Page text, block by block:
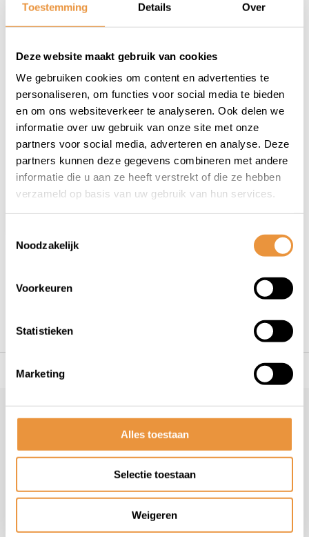
Toestemming Details Over
Deze website maakt gebruik van cookies
We gebruiken cookies om content en advertenties te
personaliseren, om functies voor social media te bieden
en om ons websiteverkeer te analyseren. Ook delen we
informatie over uw gebruik van onze site met onze
partners voor social media, adverteren en analyse. Deze
partners kunnen deze gegevens combineren met andere
informatie die u aan ze heeft verstrekt of die ze hebben
verzameld op basis van uw gebruik van hun services.
Noodzakelijk
Voorkeuren
Statistieken
Marketing
Alles toestaan
Selectie toestaan
Weigeren
(0)
Buitenband
Deestone D802
Niet op voorraad
19,95
voor uw tweewieler Niet goed = geld
Klantenservice
+31 78 780 2330
info@artsloten.nl